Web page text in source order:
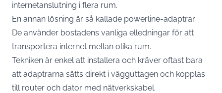
internetanslutning i flera rum.
En annan lösning är så kallade powerline-adaptrar.
De använder bostadens vanliga elledningar för att
transportera internet mellan olika rum.
Tekniken är enkel att installera och kräver oftast bara
att adaptrarna sätts direkt i vägguttagen och kopplas
till router och dator med nätverkskabel.